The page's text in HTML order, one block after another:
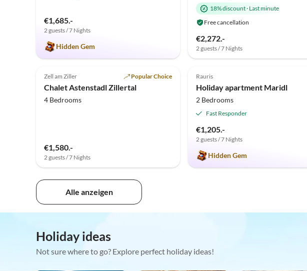
€1,685.-
2 guests / 7 Nights
Hidden Gem
18% discount· Last minute
Free cancellation
€2,272.-
2 guests / 7 Nights
Top-Listing
5.0 (4)
Zell am Ziller Popular Choice
Chalet Astenstadl Zillertal
4 Bedrooms
€1,580.-
2 guests / 7 Nights
5.0 (4)
Rauris
Holiday apartment Maridl
2 Bedrooms
Fast Responder
€1,205.-
2 guests / 7 Nights
Hidden Gem
Alle anzeigen
Holiday ideas
Not sure where to go? Explore perfect holiday ideas!